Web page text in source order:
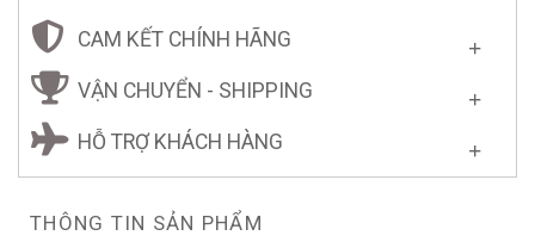
CAM KẾT CHÍNH HÃNG
VẬN CHUYỂN - SHIPPING
HỖ TRỢ KHÁCH HÀNG
THÔNG TIN SẢN PHẨM